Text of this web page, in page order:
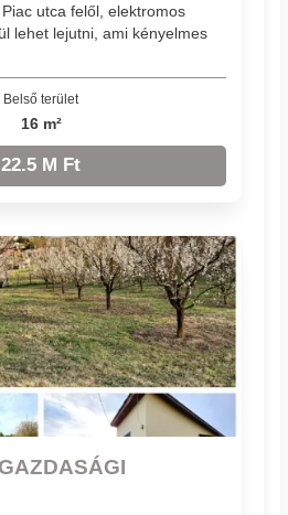
utca felől, elektromos
lehet lejutni, ami kényelmes
Belső terület
16 m²
22.5 M Ft